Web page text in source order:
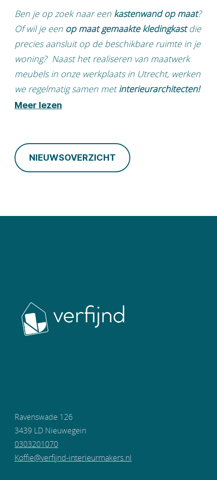
Ben je op zoek naar een kastenwand op maat?
Of wil je een op maat gemaakte kledingkastdie
precies aansluit op de beschikbare ruimte in je
woning? Naast het realiseren van maatwerk
meubels in onze werkplaats in Utrecht, werken
we regelmatig samen metinterieurarchitecten!
Meer lezen
NIEUWSOVERZICHT
Ravenswade 126
3439 LD Nieuwegein
0303201070
Koffie@verfijnd-interieurmakers.nl